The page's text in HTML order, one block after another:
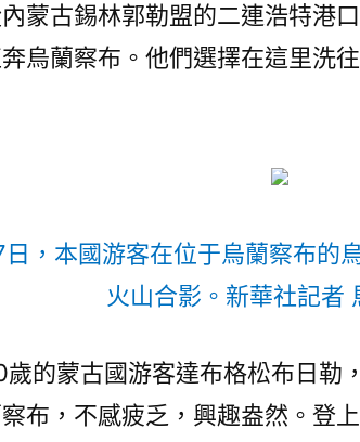
蒙古錫林郭勒盟的二連浩特港
烏蘭察布。他們選擇在這里洗
日，本國游客在位于烏蘭察布的
火山合影。新華社記者
歲的蒙古國游客達布格松布日勒
布，不感疲乏，興趣盎然。登